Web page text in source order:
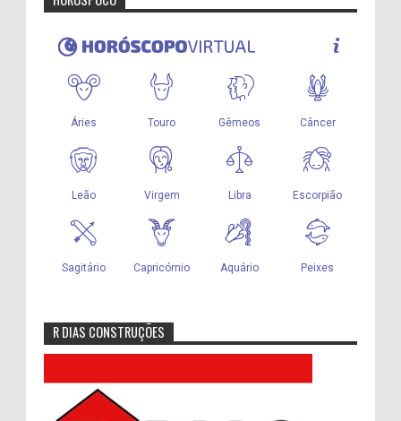
R DIAS CONSTRUÇÕES